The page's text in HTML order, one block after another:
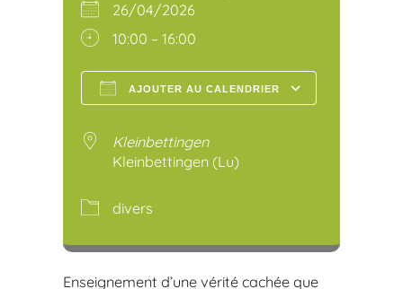
26/04/2026
10:00 – 16:00
AJOUTER AU CALENDRIER
Kleinbettingen
Kleinbettingen (Lu)
divers
Enseignement d’une vérité cachée que